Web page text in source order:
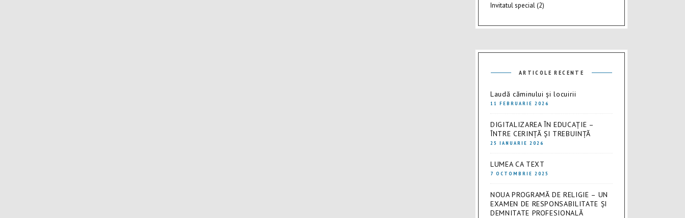
Invitatul special(2)
ARTICOLE RECENTE
Laudă căminului și locuirii
11 FEBRUARIE 2026
DIGITALIZAREA ÎN EDUCAȚIE –
ÎNTRE CERINȚĂ ȘI TREBUINȚĂ
25 IANUARIE 2026
LUMEA CA TEXT
7 OCTOMBRIE 2025
NOUA PROGRAMĂ DE RELIGIE – UN
EXAMEN DE RESPONSABILITATE ȘI
DEMNITATE PROFESIONALĂ